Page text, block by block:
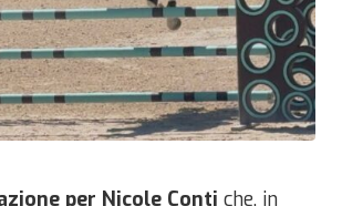
per Nicole Conti che, in